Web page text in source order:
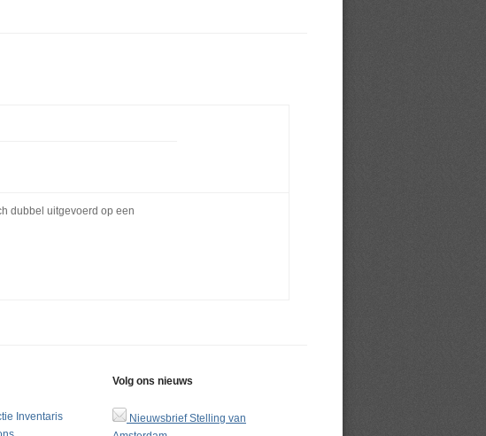
dubbel uitgevoerd op een
Inventaris
Volg ons nieuws
Nieuwsbrief Stelling van